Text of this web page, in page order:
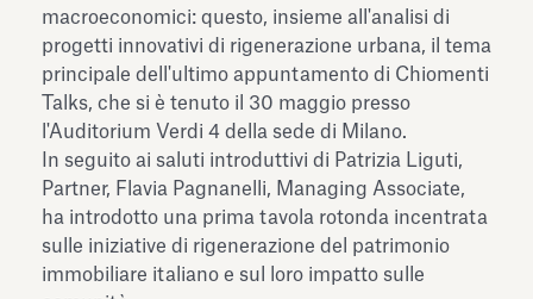
macroeconomici: questo, insieme all'analisi di
progetti innovativi di rigenerazione urbana, il tema
principale dell'ultimo appuntamento di Chiomenti
Talks, che si è tenuto il 30 maggio presso
l'Auditorium Verdi 4 della sede di Milano.
In seguito ai saluti introduttivi di Patrizia Liguti,
Partner, Flavia Pagnanelli, Managing Associate,
ha introdotto una prima tavola rotonda incentrata
sulle iniziative di rigenerazione del patrimonio
immobiliare italiano e sul loro impatto sulle